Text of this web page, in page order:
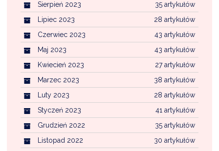
35 artykułów
Sierpień 2023
28 artykułów
Lipiec 2023
43 artykułów
Czerwiec 2023
43 artykułów
Maj 2023
27 artykułów
Kwiecień 2023
38 artykułów
Marzec 2023
28 artykułów
Luty 2023
41 artykułów
Styczeń 2023
35 artykułów
Grudzień 2022
30 artykułów
Listopad 2022